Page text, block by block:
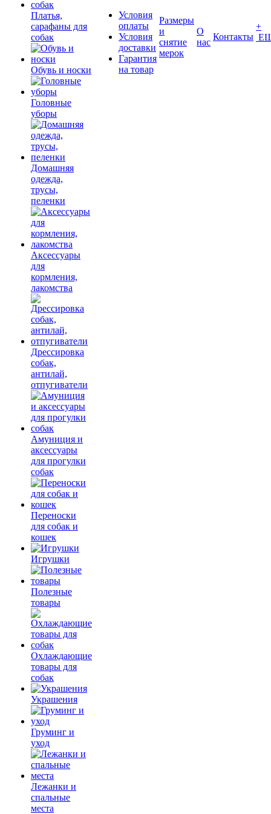
Платья,
сарафаны для
собак
Обувь и носки
Головные
уборы
Домашняя
одежда,
трусы,
пеленки
Аксессуары
для
кормления,
лакомства
Дрессировка
собак,
антилай,
отпугиватели
Амуниция и
аксессуары
для прогулки
собак
Переноски
для собак и
кошек
Игрушки
Полезные
товары
Охлаждающие
товары для
собак
Украшения
Груминг и
уход
Лежанки и
спальные
места
Условия
оплаты
Условия
доставки
Гарантия
на товар
Размеры
и
снятие
мерок
О
нас
Контакты
+